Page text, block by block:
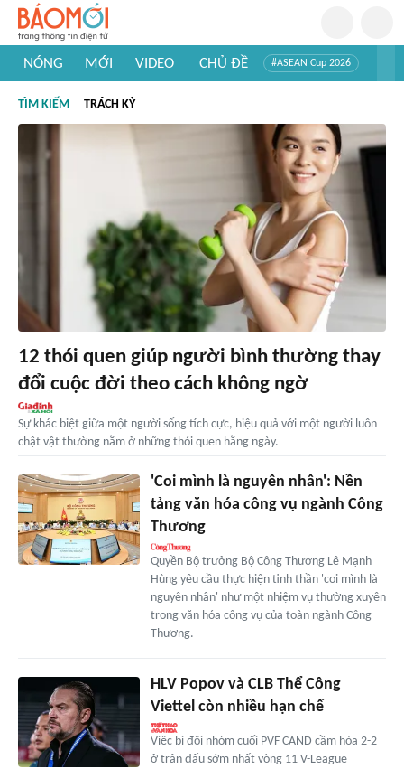
NÓNG MỚI VIDEO CHỦ ĐỀ #ASEAN Cup 2026
#Khám phá thế giới
TÌM KIẾM TRÁCH KỶ
12 thói quen giúp người bình thường thay
đổi cuộc đời theo cách không ngờ
Sự khác biệt giữa một người sống tích cực, hiệu quả với một người luôn
chật vật thường nằm ở những thói quen hằng ngày.
'Coi mình là nguyên nhân': Nền
tảng văn hóa công vụ ngành Công
Thương
Quyền Bộ trưởng Bộ Công Thương Lê Mạnh
Hùng yêu cầu thực hiện tinh thần 'coi mình là
nguyên nhân' như một nhiệm vụ thường xuyên
trong văn hóa công vụ của toàn ngành Công
Thương.
HLV Popov và CLB Thể Công
Viettel còn nhiều hạn chế
Việc bị đội nhóm cuối PVF CAND cầm hòa 2-2
ở trận đấu sớm nhất vòng 11 V-League